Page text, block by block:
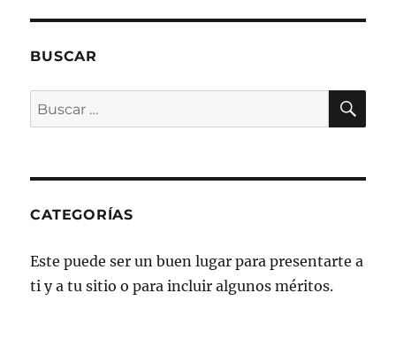
BUSCAR
Buscar
por:
CATEGORÍAS
Este puede ser un buen lugar para presentarte a
ti y a tu sitio o para incluir algunos méritos.